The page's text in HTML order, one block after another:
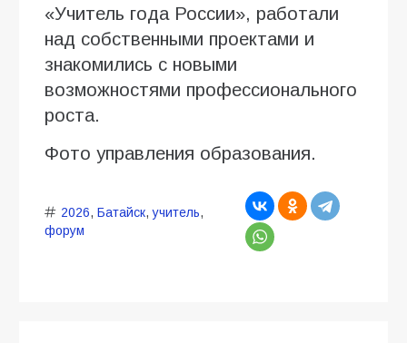
«Учитель года России», работали
над собственными проектами и
знакомились с новыми
возможностями профессионального
роста.
Фото управления образования.
2026, Батайск,учитель,
форум